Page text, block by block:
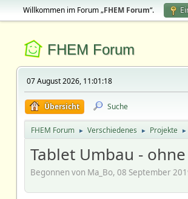
Willkommen im Forum „FHEM Forum“.
FHEM Forum
07 August 2026, 11:01:18
Übersicht Suche
FHEM Forum ► Verschiedenes ► Projekte ►
Tablet Umbau -
Begonnen von Ma_Bo, 08 September